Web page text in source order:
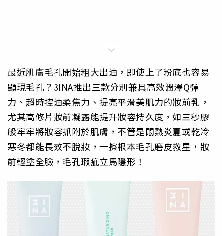
最近肌膚毛孔開始粗大出油，即使上了粉底也容易
顯現毛孔？3INA推出三款分別兼具高效潤澤Q彈
力、超時控油柔焦力、提亮平滑美肌力的妝前乳，
尤其高修片妝前凝露能提升妝容持久度，如三秒膠
般牢牢將妝容抓附於肌膚，不管是悶熱炎夏或乾冷
寒冬都能長效不脫妝，一擦根本毛孔磨皮救星，妝
前輕塗全臉，毛孔瑕疵立馬隱形！